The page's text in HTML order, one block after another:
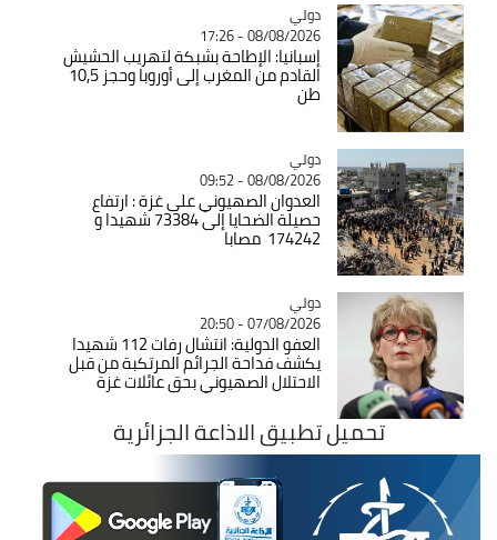
Catégorie
دولي
08/08/2026 - 17:26
إسبانيا: الإطاحة بشبكة لتهريب الحشيش
القادم من المغرب إلى أوروبا وحجز 10,5
طن
Catégorie
دولي
08/08/2026 - 09:52
العدوان الصهيوني على غزة : ارتفاع
حصيلة الضحايا إلى 73384 شهيدا و
174242 مصابا
Catégorie
دولي
07/08/2026 - 20:50
العفو الدولية: انتشال رفات 112 شهيدا
يكشف فداحة الجرائم المرتكبة من قبل
الاحتلال الصهيوني بحق عائلات غزة
تحميل تطبيق الاذاعة الجزائرية